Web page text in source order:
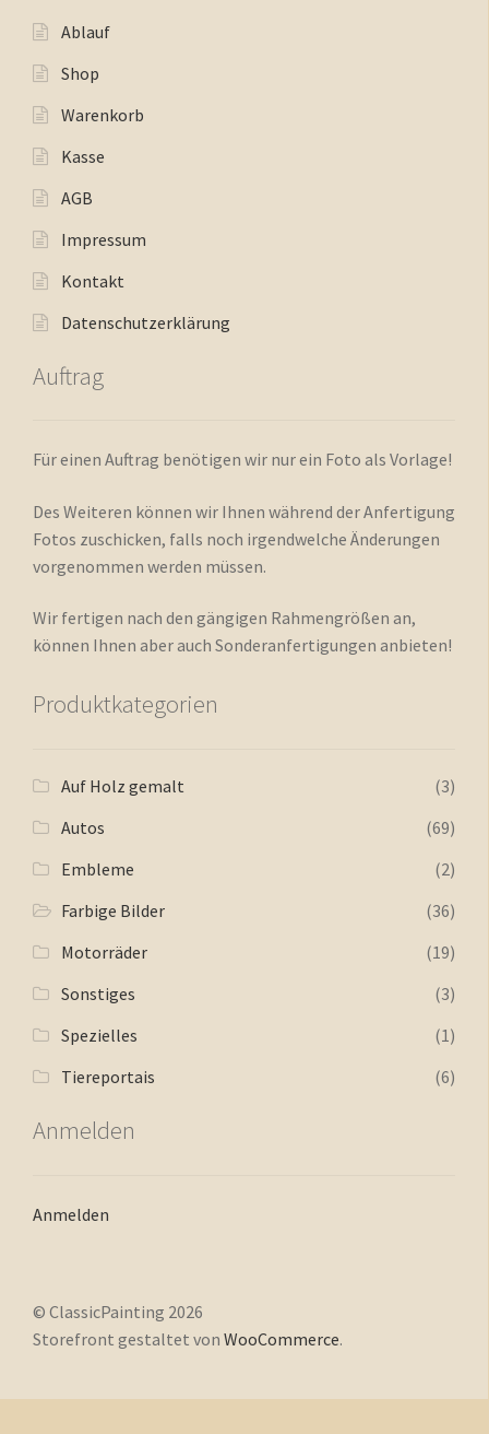
Ablauf
Shop
Warenkorb
Kasse
AGB
Impressum
Kontakt
Datenschutzerklärung
Auftrag
Für einen Auftrag benötigen wir nur ein Foto als Vorlage!
Des Weiteren können wir Ihnen während der Anfertigung
Fotos zuschicken, falls noch irgendwelche Änderungen
vorgenommen werden müssen.
Wir fertigen nach den gängigen Rahmengrößen an,
können Ihnen aber auch Sonderanfertigungen anbieten!
Produktkategorien
Auf Holz gemalt
(3)
Autos
(69)
Embleme
(2)
Farbige Bilder
(36)
Motorräder
(19)
Sonstiges
(3)
Spezielles
(1)
Tiereportais
(6)
Anmelden
Anmelden
© ClassicPainting 2026
Storefront gestaltet von WooCommerce.